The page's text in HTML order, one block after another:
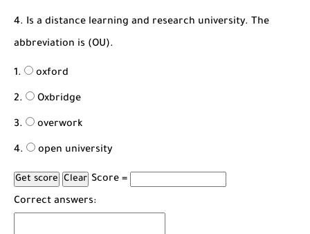
4. Is a distance learning and research university. The
abbreviation is (OU).
oxford
Oxbridge
overwork
open university
Score =
Correct answers: